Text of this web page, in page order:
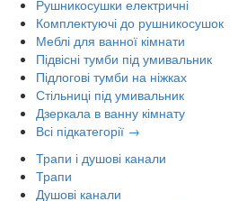
Рушникосушки електричні
Комплектуючі до рушникосушок
Меблі для ванної кімнати
Підвісні тумби під умивальник
Підлогові тумби на ніжках
Стільниці під умивальник
Дзеркала в ванну кімнату
Всі підкатегорії →
Трапи і душові канали
Трапи
Душові канали